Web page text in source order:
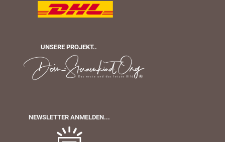
UNSERE PROJEKT..
NEWSLETTER ANMELDEN...